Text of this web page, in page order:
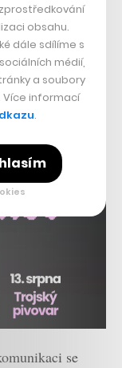
se
obsahu.
dále sdílíme s
médií,
a soubory
Více informací
.